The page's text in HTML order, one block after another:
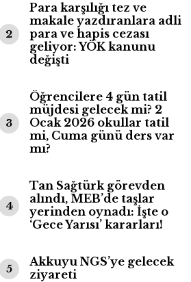
2
Para karşılığı tez ve
makale yazdıranlara adli
para ve hapis cezası
geliyor: YÖK kanunu
değişti
3
Öğrencilere 4 gün tatil
müjdesi gelecek mi? 2
Ocak 2026 okullar tatil
mi, Cuma günü ders var
mı?
4
Tan Sağtürk görevden
alındı, MEB’de taşlar
yerinden oynadı: İşte o
‘Gece Yarısı’ kararları!
5
Akkuyu NGS’ye gelecek
ziyareti